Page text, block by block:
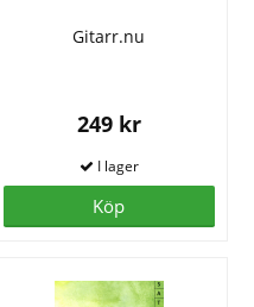
Gitarr.nu
249 kr
Köp